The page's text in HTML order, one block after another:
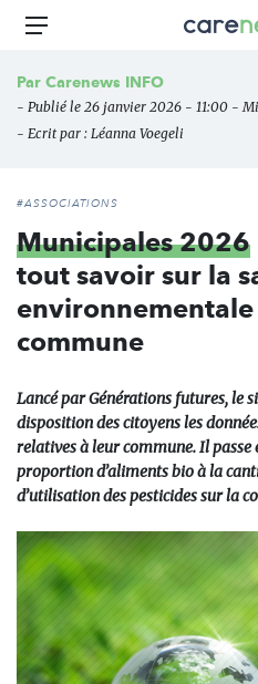
Aller
principal
des
Menu
Par Carenews INFO
- Publié le 26 janvier 2026 - 11:00 -
- Ecrit par : Léanna Voegeli
#ASSOCIATIONS
Municipales 2026
tout savoir sur la
commune
Lancé par Générations futures, le
disposition des citoyens les
relatives à leur commune. Il passe
proportion d’aliments bio à la
d’utilisation des pesticides sur la